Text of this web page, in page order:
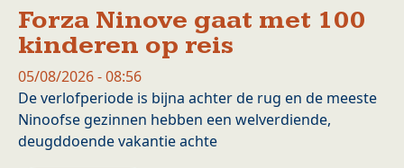
Forza Ninove gaat met 100
kinderen op reis
05/08/2026 - 08:56
De verlofperiode is bijna achter de rug en de meeste
Ninoofse gezinnen hebben een welverdiende,
deugddoende vakantie achte